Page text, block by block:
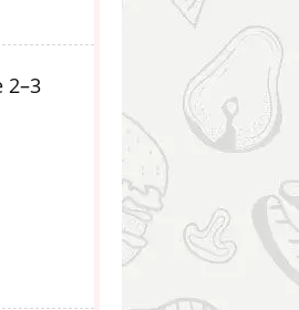
2–3